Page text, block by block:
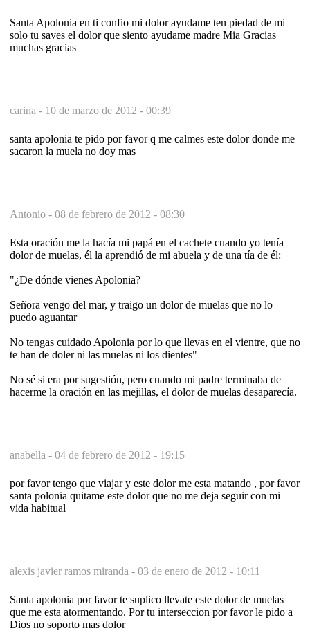
Santa Apolonia en ti confio mi dolor ayudame ten piedad de mi
solo tu saves el dolor que siento ayudame madre Mia Gracias
muchas gracias
carina - 10 de marzo de 2012 - 00:39
santa apolonia te pido por favor q me calmes este dolor donde me
sacaron la muela no doy mas
Antonio - 08 de febrero de 2012 - 08:30
Esta oración me la hacía mi papá en el cachete cuando yo tenía
dolor de muelas, él la aprendió de mi abuela y de una tía de él:
"¿De dónde vienes Apolonia?
Señora vengo del mar, y traigo un dolor de muelas que no lo
puedo aguantar
No tengas cuidado Apolonia por lo que llevas en el vientre, que no
te han de doler ni las muelas ni los dientes"
No sé si era por sugestión, pero cuando mi padre terminaba de
hacerme la oración en las mejillas, el dolor de muelas desaparecía.
anabella - 04 de febrero de 2012 - 19:15
por favor tengo que viajar y este dolor me esta matando , por favor
santa polonia quitame este dolor que no me deja seguir con mi
vida habitual
alexis javier ramos miranda - 03 de enero de 2012 - 10:11
Santa apolonia por favor te suplico llevate este dolor de muelas
que me esta atormentando. Por tu interseccion por favor le pido a
Dios no soporto mas dolor